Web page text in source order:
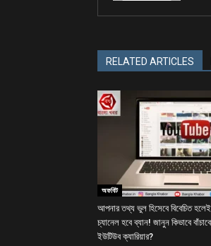
RELATED ARTICLES
অফবিট
আপনার তথ্য ভুল হিসেবে বিবেচিত
চ্যানেল হবে ব্যান! জানুন কিভাবে
ইউটিউব ক্যারিয়ার?